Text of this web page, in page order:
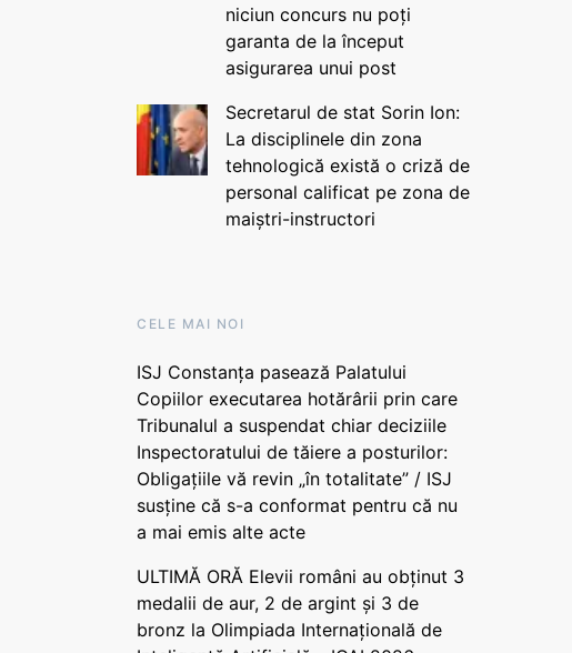
niciun concurs nu poți
garanta de la început
asigurarea unui post
Secretarul de stat Sorin Ion:
La disciplinele din zona
tehnologică există o criză de
personal calificat pe zona de
maiștri-instructori
CELE MAI NOI
ISJ Constanța pasează Palatului
Copiilor executarea hotărârii prin care
Tribunalul a suspendat chiar deciziile
Inspectoratului de tăiere a posturilor:
Obligațiile vă revin „în totalitate” / ISJ
susține că s-a conformat pentru că nu
a mai emis alte acte
ULTIMĂ ORĂ Elevii români au obținut 3
medalii de aur, 2 de argint și 3 de
bronz la Olimpiada Internațională de